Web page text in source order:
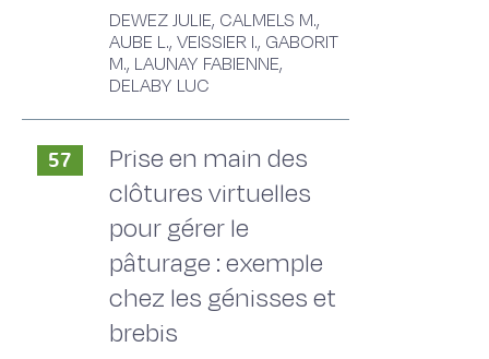
DEWEZ JULIE, CALMELS M.,
AUBE L., VEISSIER I., GABORIT
M., LAUNAY FABIENNE,
DELABY LUC
57
Prise en main des
clôtures virtuelles
pour gérer le
pâturage : exemple
chez les génisses et
brebis